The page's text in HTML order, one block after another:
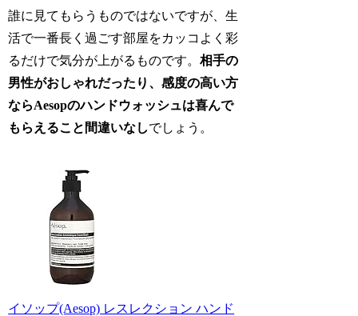
誰に見てもらうものではないですが、生
活で一番長く過ごす部屋をカッコよく彩
るだけで気分が上がるものです。相手の
男性がおしゃれだったり、感度の高い方
ならAesopのハンドウォッシュは喜んで
もらえること間違いなしでしょう。
イソップ(Aesop) レスレクション ハンド